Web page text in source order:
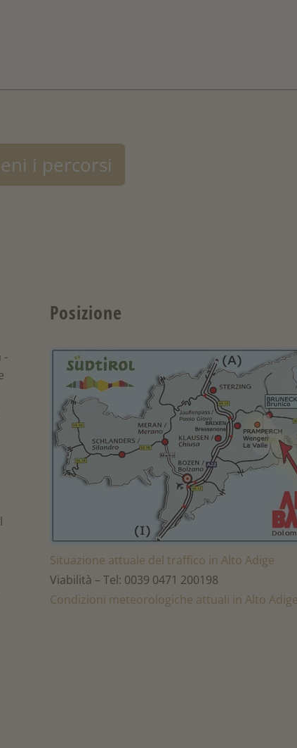
i percorsi
-
Posizione
Situazione attuale del traffico in Alto Adige
Viabilità – Tel: 0039 0471 200198
Condizioni meteorologiche attuali in Alto Adige